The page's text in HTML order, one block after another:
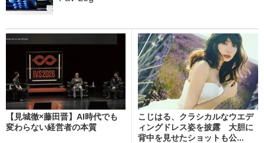
【見城徹×藤田晋】AI時代でも
変わらない経営者の本質
こじはる、クラシカルなウエデ
ィングドレス姿を披露 大胆に
背中を見せたショットも公...